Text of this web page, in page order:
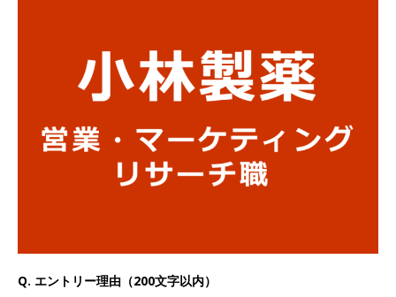
以上営業増益を達成 ｜ プライム上場 ｜ カプコン
体育会積極採用企業
[ 2026年5月15日 ] 【 28卒 ｜ 早期選考直結型の
インターン!! 】 M&A仲介業 ｜ 入社2年目の参考
体育会積極採用企業
[ 2026年5月15日 ]
Q. エントリー理由（200文字以内）